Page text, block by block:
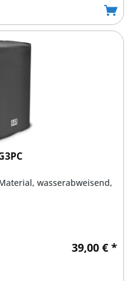
wasserabweisend,
39,00 € *